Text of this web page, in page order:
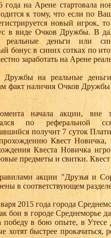
на Арене стартовала
к тому, что если по
новый
в виде Очков Дружбы. В
реальные деньги или
бонус в синих сотках по
заработать на Арене
на реальные деньги
факт наличия Очков Дружбы
начала акции, вне
по
получит 7 суток
Квест
Квеста Новичка
предметы и свитки.
акции "Друзья и
в соответствующем
2015 года города
бои в городе Среднеморье
победу в бою опыте, в
хотят быстрее прокачаться,